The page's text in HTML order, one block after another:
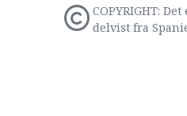
COPYRIGHT:
delvist fra